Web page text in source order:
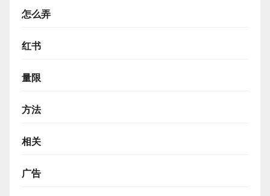
怎么弄
红书
量限
方法
相关
广告